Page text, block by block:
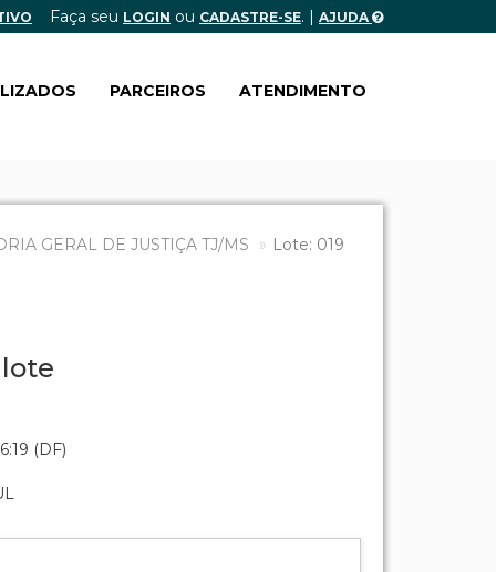
Faça seu LOGIN ou CADASTRE-SE. | AJUDA
PARCEIROS ATENDIMENTO
GERAL DE JUSTIÇA TJ/MS Lote: 019
(DF)